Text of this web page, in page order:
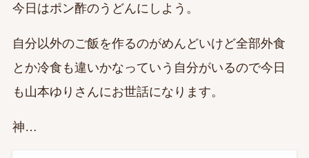
今日はポン酢のうどんにしよう。
自分以外のご飯を作るのがめんどいけど全部外食
とか冷食も違いかなっていう自分がいるので今日
も山本ゆりさんにお世話になります。
神…